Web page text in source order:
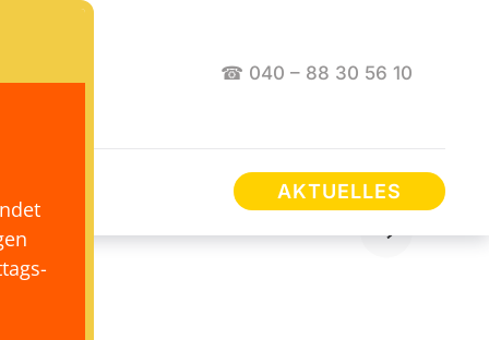
☎ 040 – 88 30 56 10
AKTUELLES